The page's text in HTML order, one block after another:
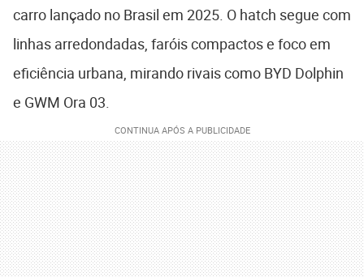
carro lançado no Brasil em 2025. O hatch segue com
linhas arredondadas, faróis compactos e foco em
eficiência urbana, mirando rivais como BYD Dolphin
e GWM Ora 03.